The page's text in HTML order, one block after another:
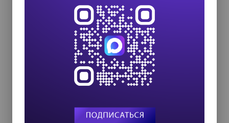
конечно же, перехода на мобильную связь
третьего поколения. Министр транспорта и
связи Финляндии выразила опасение, что
организованные в некоторых странах
Евросоюза аукционы по продаже лицензий
на сети третьего поколения могут стать
роковыми для европейской
промышленности, ведь эти мероприятия
миллиардов евро.